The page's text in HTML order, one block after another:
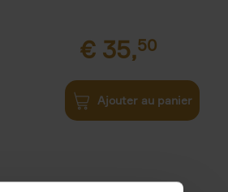
€ 35,50
Ajouter au panier